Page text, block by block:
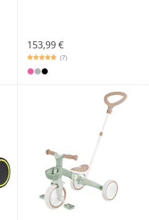
153,99 €
(7)